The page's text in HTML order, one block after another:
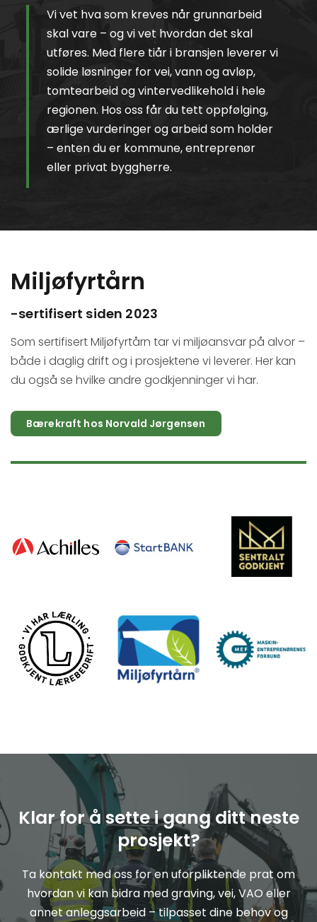
Vi vet hva som kreves når grunnarbeid
skal vare – og vi vet hvordan det skal
utføres. Med flere tiår i bransjen leverer vi
solide løsninger for vei, vann og avløp,
tomtearbeid og vintervedlikehold i hele
regionen. Hos oss får du tett oppfølging,
ærlige vurderinger og arbeid som holder
– enten du er kommune, entreprenør
eller privat byggherre.
Miljøfyrtårn
-sertifisert siden 2023
Som sertifisert Miljøfyrtårn tar vi miljøansvar på alvor –
både i daglig drift og i prosjektene vi leverer. Her kan
du også se hvilke andre godkjenninger vi har.
Bærekraft hos Norvald Jørgensen
Klar for å sette i gang ditt neste
prosjekt?
Ta kontakt med oss for en uforpliktende prat om
hvordan vi kan bidra med graving, vei, VAO eller
annet anleggsarbeid – tilpasset dine behov og